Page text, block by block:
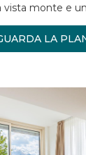
vista monte e
LA